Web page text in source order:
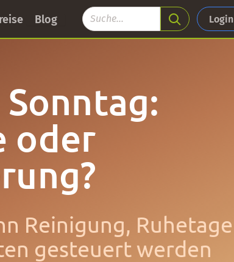
Blog Login
oder
Reinigung, Ruhetage
gesteuert werden